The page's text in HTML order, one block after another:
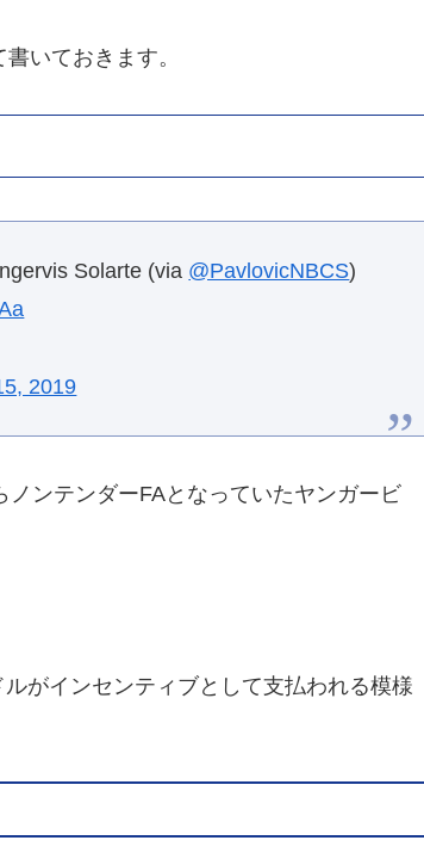
いておきます。
Solarte (via @PavlovicNBCS)
2019
ンテンダーFAとなっていたヤンガービ
がインセンティブとして支払われる模様